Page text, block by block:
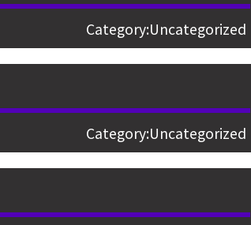
Category:Uncategorized
Category:Uncategorized